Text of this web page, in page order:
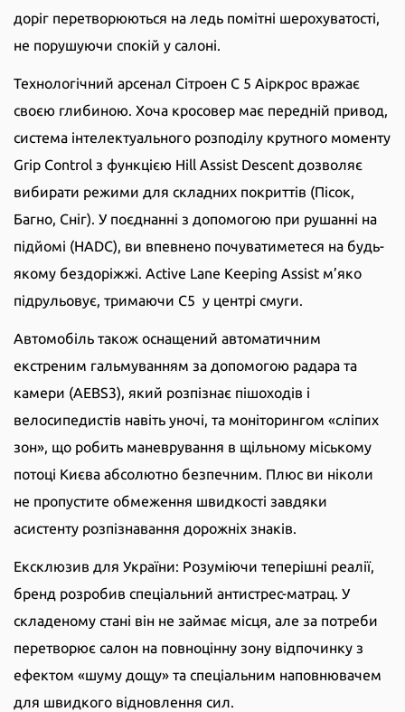
доріг перетворюються на ледь помітні шерохуватості,
не порушуючи спокій у салоні.
Технологічний арсенал Сітроен С 5 Аіркрос вражає
своєю глибиною. Хоча кросовер має передній привод,
система інтелектуального розподілу крутного моменту
Grip Control з функцією Hill Assist Descent дозволяє
вибирати режими для складних покриттів (Пісок,
Багно, Сніг). У поєднанні з допомогою при рушанні на
підйомі (HADC), ви впевнено почуватиметеся на будь-
якому бездоріжжі. Active Lane Keeping Assist м’яко
підрульовує, тримаючи С5 у центрі смуги.
Автомобіль також оснащений автоматичним
екстреним гальмуванням за допомогою радара та
камери (AEBS3), який розпізнає пішоходів і
велосипедистів навіть уночі, та моніторингом «сліпих
зон», що робить маневрування в щільному міському
потоці Києва абсолютно безпечним. Плюс ви ніколи
не пропустите обмеження швидкості завдяки
асистенту розпізнавання дорожніх знаків.
Ексклюзив для України: Розуміючи теперішні реалії,
бренд розробив спеціальний антистрес-матрац. У
складеному стані він не займає місця, але за потреби
перетворює салон на повноцінну зону відпочинку з
ефектом «шуму дощу» та спеціальним наповнювачем
для швидкого відновлення сил.